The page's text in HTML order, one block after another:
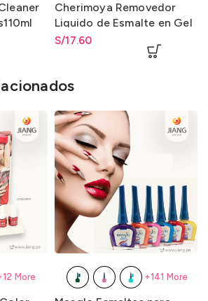
Cherimoya Removedor
Liquido de Esmalte en Gel
110ml
S/17.60
More +141 More